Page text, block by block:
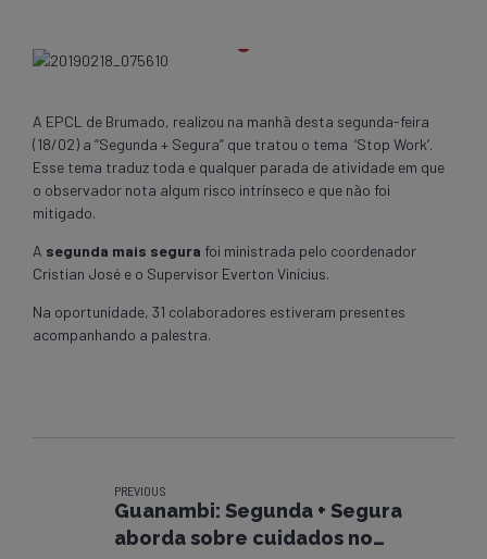
A EPCL de Brumado, realizou na manhã desta segunda-feira
(18/02) a “Segunda + Segura” que tratou o tema ‘Stop Work’.
Esse tema traduz toda e qualquer parada de atividade em que
o observador nota algum risco intrínseco e que não foi
mitigado.
A segunda mais segura foi ministrada pelo coordenador
Cristian José e o Supervisor Everton Vinícius.
Na oportunidade, 31 colaboradores estiveram presentes
acompanhando a palestra.
PREVIOUS
Guanambi: Segunda + Segura
aborda sobre cuidados no